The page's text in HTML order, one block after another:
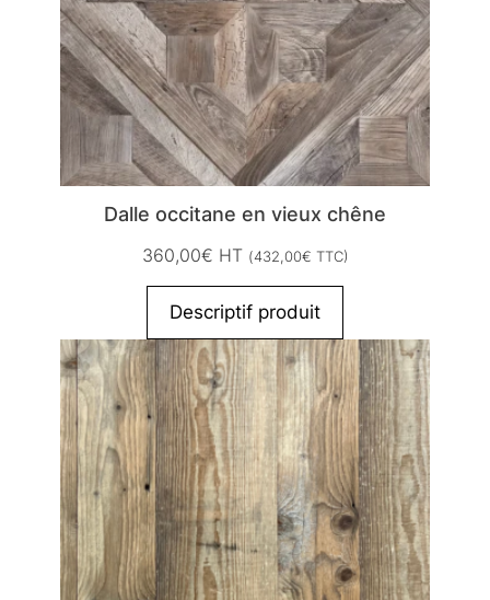
Dalle occitane en vieux chêne
360,00€ HT (432,00€ TTC)
Descriptif produit